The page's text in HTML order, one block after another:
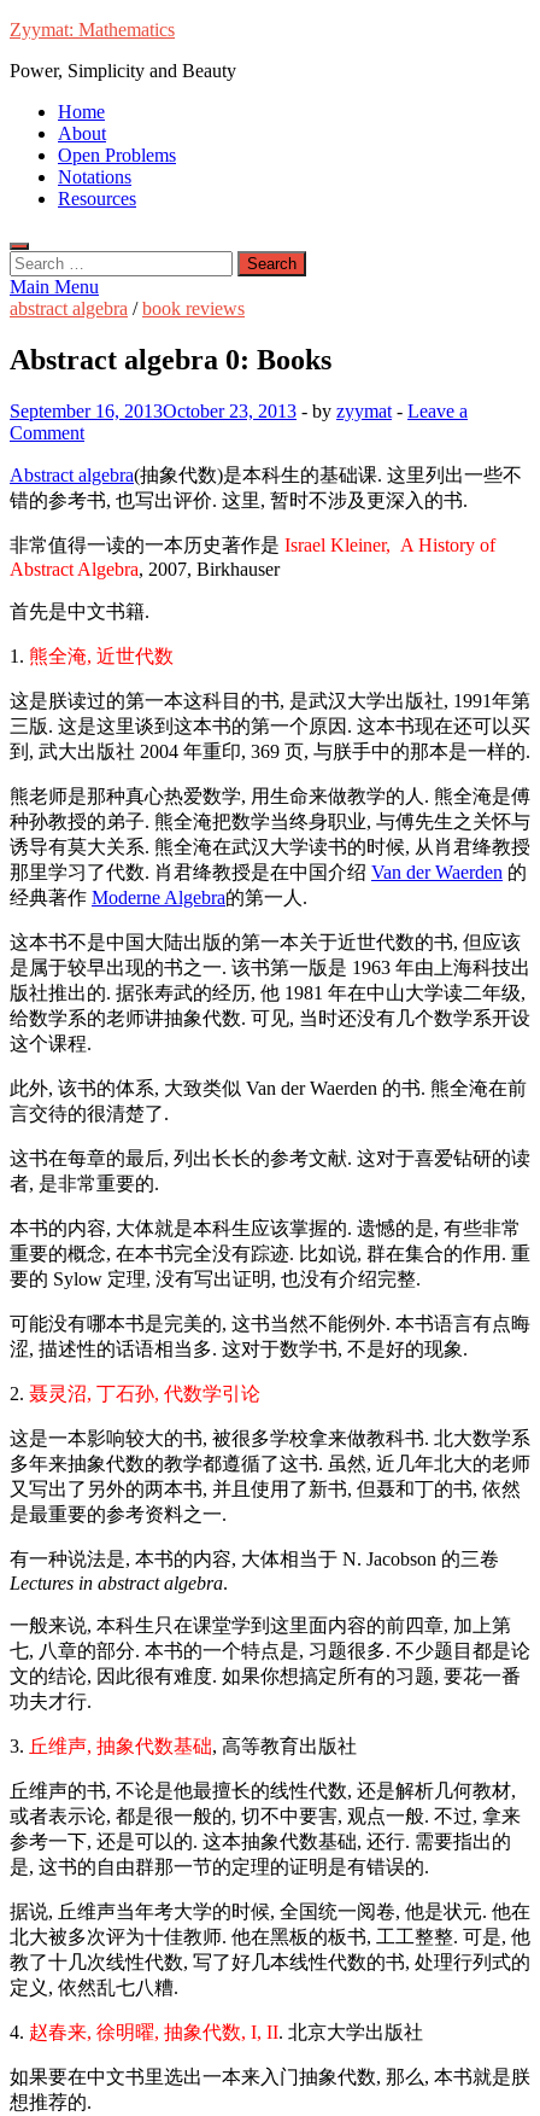
Skip
content
Zyymat: Mathematics
Power, Simplicity and Beauty
Home
About
Open Problems
Notations
Resources
Search
for:
Main Menu
abstract algebra /book reviews
Abstract algebra 0: Books
September 16, 2013October 23, 2013 - by zyymat - Leave a
Comment
Abstract algebra(抽象代数)是本科生的基础课. 这里列出一些不
错的参考书, 也写出评价. 这里, 暂时不涉及更深入的书.
非常值得一读的一本历史著作是 Israel Kleiner, A History of
Abstract Algebra, 2007, Birkhauser
首先是中文书籍.
1. 熊全淹, 近世代数
这是朕读过的第一本这科目的书, 是武汉大学出版社, 1991年第
三版. 这是这里谈到这本书的第一个原因. 这本书现在还可以买
到, 武大出版社 2004 年重印, 369 页, 与朕手中的那本是一样的.
熊老师是那种真心热爱数学, 用生命来做教学的人. 熊全淹是傅
种孙教授的弟子. 熊全淹把数学当终身职业, 与傅先生之关怀与
诱导有莫大关系. 熊全淹在武汉大学读书的时候, 从肖君绛教授
那里学习了代数. 肖君绛教授是在中国介绍 Van der Waerden 的
经典著作 Moderne Algebra的第一人.
这本书不是中国大陆出版的第一本关于近世代数的书, 但应该
是属于较早出现的书之一. 该书第一版是 1963 年由上海科技出
版社推出的. 据张寿武的经历, 他 1981 年在中山大学读二年级,
给数学系的老师讲抽象代数. 可见, 当时还没有几个数学系开设
这个课程.
此外, 该书的体系, 大致类似 Van der Waerden 的书. 熊全淹在前
言交待的很清楚了.
这书在每章的最后, 列出长长的参考文献. 这对于喜爱钻研的读
者, 是非常重要的.
本书的内容, 大体就是本科生应该掌握的. 遗憾的是, 有些非常
重要的概念, 在本书完全没有踪迹. 比如说, 群在集合的作用. 重
要的 Sylow 定理, 没有写出证明, 也没有介绍完整.
可能没有哪本书是完美的, 这书当然不能例外. 本书语言有点晦
涩, 描述性的话语相当多. 这对于数学书, 不是好的现象.
2. 聂灵沼, 丁石孙, 代数学引论
这是一本影响较大的书, 被很多学校拿来做教科书. 北大数学系
多年来抽象代数的教学都遵循了这书. 虽然, 近几年北大的老师
又写出了另外的两本书, 并且使用了新书, 但聂和丁的书, 依然
是最重要的参考资料之一.
有一种说法是, 本书的内容, 大体相当于 N. Jacobson 的三卷
Lectures in abstract algebra.
一般来说, 本科生只在课堂学到这里面内容的前四章, 加上第
七, 八章的部分. 本书的一个特点是, 习题很多. 不少题目都是论
文的结论, 因此很有难度. 如果你想搞定所有的习题, 要花一番
功夫才行.
3. 丘维声, 抽象代数基础, 高等教育出版社
丘维声的书, 不论是他最擅长的线性代数, 还是解析几何教材,
或者表示论, 都是很一般的, 切不中要害, 观点一般. 不过, 拿来
参考一下, 还是可以的. 这本抽象代数基础, 还行. 需要指出的
是, 这书的自由群那一节的定理的证明是有错误的.
据说, 丘维声当年考大学的时候, 全国统一阅卷, 他是状元. 他在
北大被多次评为十佳教师. 他在黑板的板书, 工工整整. 可是, 他
教了十几次线性代数, 写了好几本线性代数的书, 处理行列式的
定义, 依然乱七八糟.
4. 赵春来, 徐明曜, 抽象代数, I, II. 北京大学出版社
如果要在中文书里选出一本来入门抽象代数, 那么, 本书就是朕
想推荐的.